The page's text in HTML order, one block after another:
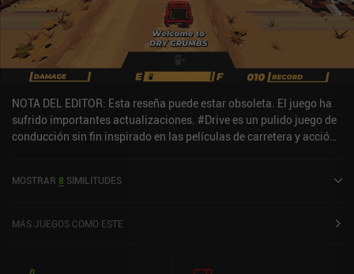
NOTA DEL EDITOR: Esta reseña puede estar obsoleta. El juego ha
sufrido importantes actualizaciones. #Drive es un pulido juego de
conducción sin fin inspirado en las películas de carretera y acción
Odyssey" fuera un juego de carreras). El sencillo objetivo del juego
mantienes el depósito de gasolina lleno y evitas los coches
iAP de 5,99 $ para desbloquear todos los vehículos
MOSTRAR 8 SIMILITUDES
MÁS JUEGOS COMO ESTE